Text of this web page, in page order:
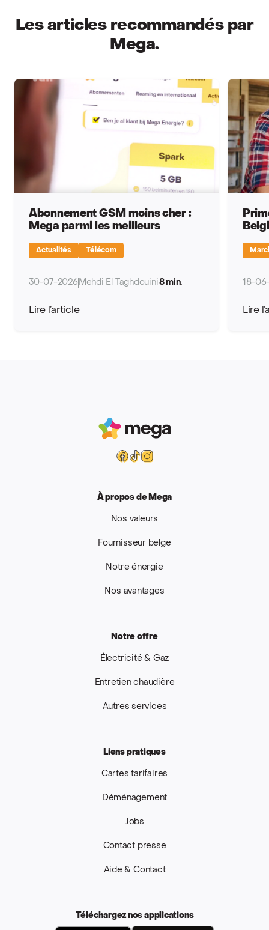
Les articles recommandés par
Mega.
Abonnement GSM moins cher :
Mega parmi les meilleurs
Actualités Télécom
30-07-2026 Mehdi El Taghdouini8 min.
Lire l’article
18-
Lire
Mega
Facebook
Tiktok
Instagram
À propos de Mega
Nos valeurs
Fournisseur belge
Notre énergie
Nos avantages
Notre offre
Électricité & Gaz
Entretien chaudière
Autres services
Liens pratiques
Cartes tarifaires
Déménagement
Jobs
Contact presse
Aide & Contact
Téléchargez nos applications